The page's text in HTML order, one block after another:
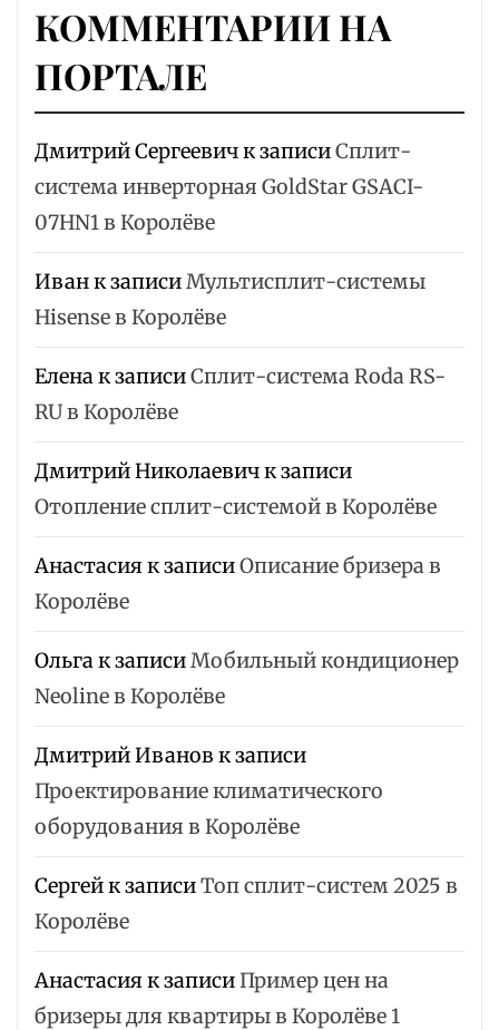
КОММЕНТАРИИ НА
ПОРТАЛЕ
Дмитрий Сергеевичк записиСплит-
система инверторная GoldStar GSACI-
07HN1 в Королёве
Иванк записиМультисплит-системы
Hisense в Королёве
Еленак записиСплит-система Roda RS-
RU в Королёве
Дмитрий Николаевичк записи
Отопление сплит-системой в Королёве
Анастасия к записиОписание бризера в
Королёве
Ольгак записиМобильный кондиционер
Neoline в Королёве
Дмитрий Иванов к записи
Проектирование климатического
оборудования в Королёве
Сергейк записиТоп сплит-систем 2025 в
Королёве
Анастасия к записиПример цен на
бризеры для квартиры в Королёве 1